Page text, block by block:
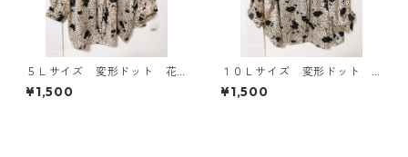
５Ｌサイズ 変形ドット 花
柄 ボウタイブラウス オフ
ホワイト KAE-4761
¥1,500
１０Ｌサイズ 変形ドット
花柄 ボウタイブラウス オ
フホワイト KAE-4778
¥1,500